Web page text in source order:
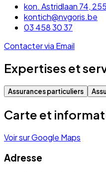
kon. Astridlaan 74,
kontich@nvgoris.be
03 458 30 37
Contacter via Email
Expertises et
Assurances particuliers
Carte et
Voir sur Google Maps
Adresse